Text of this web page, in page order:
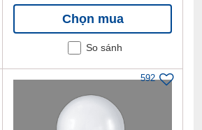
Chọn mua
So sánh
592